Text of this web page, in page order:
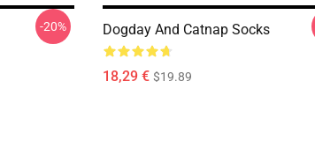
-20% Dogday And Catnap Socks
18,29 € $19.89